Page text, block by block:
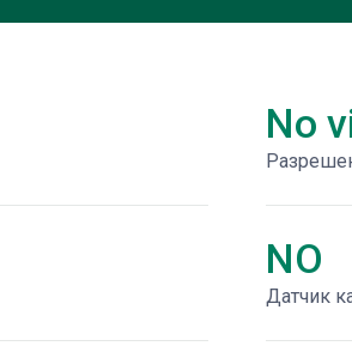
No
NO
Датчик